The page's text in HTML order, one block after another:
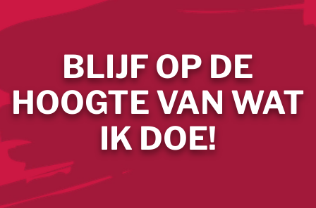
BLIJF OP DE
HOOGTE VAN WAT
IK DOE!